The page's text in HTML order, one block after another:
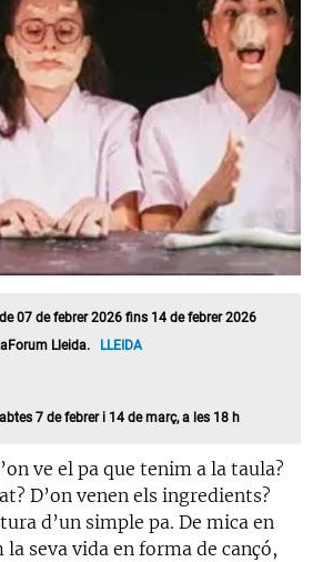
07 de febrer 2026 fins 14 de febrer 2026
Lleida. LLEIDA
7 de febrer i 14 de març, a les 18 h
ve el pa que tenim a la taula?
D’on venen els ingredients?
d’un simple pa. De mica en
seva vida en forma de cançó,